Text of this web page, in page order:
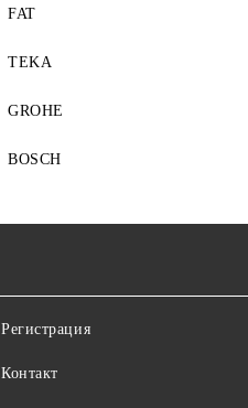
FAT
TEKA
GROHE
BOSCH
Регистрация
Контакт